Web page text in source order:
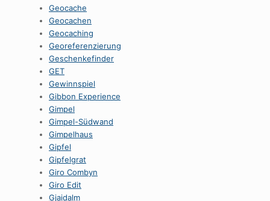
Geocache
Geocachen
Geocaching
Georeferenzierung
Geschenkefinder
GET
Gewinnspiel
Gibbon Experience
Gimpel
Gimpel-Südwand
Gimpelhaus
Gipfel
Gipfelgrat
Giro Combyn
Giro Edit
Gjaidalm